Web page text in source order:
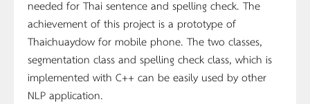
needed for Thai sentence and spelling check. The
achievement of this project is a prototype of
Thaichuaydow for mobile phone. The two classes,
segmentation class and spelling check class, which is
implemented with C++ can be easily used by other
NLP application.